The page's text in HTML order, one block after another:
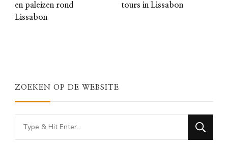
en paleizen rond
Lissabon
tours in Lissabon
ZOEKEN OP DE WEBSITE
Looking
for